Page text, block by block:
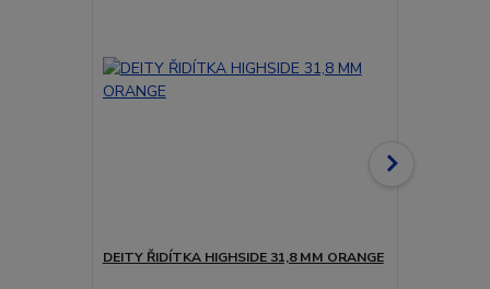
DEITY ŘIDÍTKA HIGHSIDE 31,8 MM ORANGE